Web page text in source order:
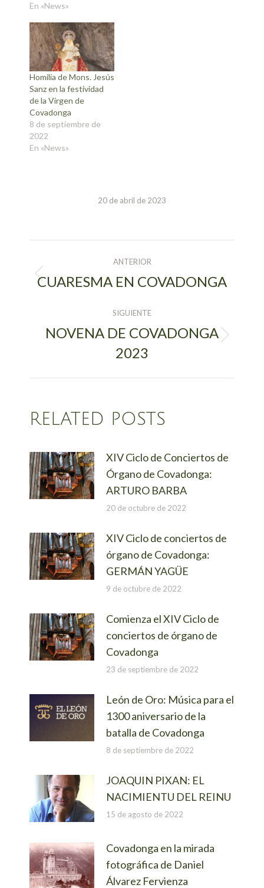
En «News»
Homilía de Mons. Jesús
Sanz en la festividad
de la Virgen de
Covadonga
8 de septiembre de
2022
En «News»
20 de abril de 2023
NAVEGACIÓN
ENTRE
PUBLICACIONES
ANTERIOR
Publicación
CUARESMA EN COVADONGA
SIGUIENTE
Publicación
siguiente:
NOVENA DE COVADONGA
2023
RELATED POSTS
XIV Ciclo de Conciertos de
Órgano de Covadonga:
ARTURO BARBA
20 de octubre de 2022
XIV Ciclo de conciertos de
órgano de Covadonga:
GERMÁN YAGÜE
9 de octubre de 2022
Comienza el XIV Ciclo de
conciertos de órgano de
Covadonga
23 de septiembre de 2022
León de Oro: Música para el
1300 aniversario de la
batalla de Covadonga
8 de septiembre de 2022
JOAQUIN PIXAN: EL
NACIMIENTU DEL REINU
15 de agosto de 2022
Covadonga en la mirada
fotográfica de Daniel
Álvarez Fervienza